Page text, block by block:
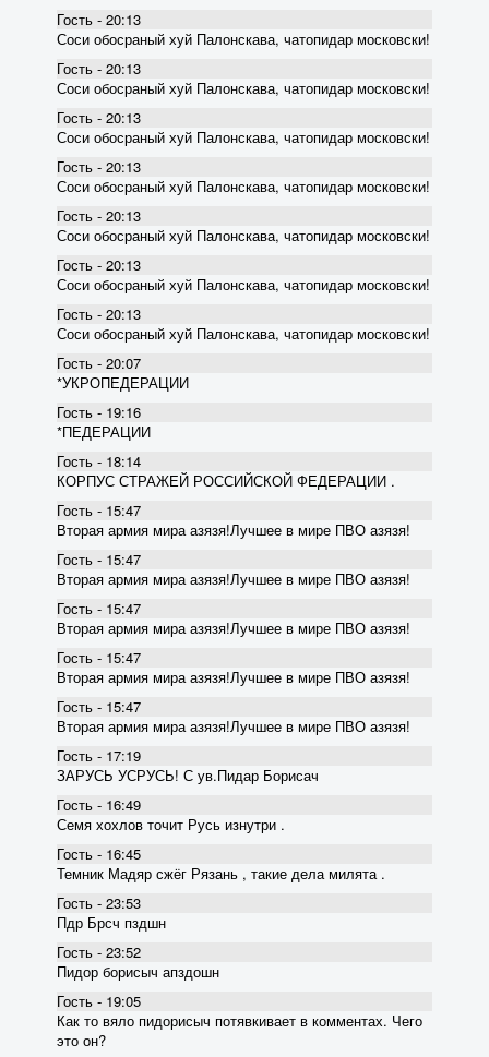
Гость - 20:13
Соси обосраный хуй Палонскава, чатопидар московски!
Гость - 20:13
Соси обосраный хуй Палонскава, чатопидар московски!
Гость - 20:13
Соси обосраный хуй Палонскава, чатопидар московски!
Гость - 20:13
Соси обосраный хуй Палонскава, чатопидар московски!
Гость - 20:13
Соси обосраный хуй Палонскава, чатопидар московски!
Гость - 20:13
Соси обосраный хуй Палонскава, чатопидар московски!
Гость - 20:13
Соси обосраный хуй Палонскава, чатопидар московски!
Гость - 20:07
*УКРОПЕДЕРАЦИИ
Гость - 19:16
*ПЕДЕРАЦИИ
Гость - 18:14
КОРПУС СТРАЖЕЙ РОССИЙСКОЙ ФЕДЕРАЦИИ .
Гость - 15:47
Вторая армия мира азязя!Лучшее в мире ПВО азязя!
Гость - 15:47
Вторая армия мира азязя!Лучшее в мире ПВО азязя!
Гость - 15:47
Вторая армия мира азязя!Лучшее в мире ПВО азязя!
Гость - 15:47
Вторая армия мира азязя!Лучшее в мире ПВО азязя!
Гость - 15:47
Вторая армия мира азязя!Лучшее в мире ПВО азязя!
Гость - 17:19
ЗАРУСЬ УСРУСЬ! С ув.Пидар Борисач
Гость - 16:49
Семя хохлов точит Русь изнутри .
Гость - 16:45
Темник Мадяр сжёг Рязань , такие дела милята .
Гость - 23:53
Пдр Брсч пздшн
Гость - 23:52
Пидор борисыч апздошн
Гость - 19:05
Как то вяло пидорисыч потявкивает в комментах. Чего
это он?